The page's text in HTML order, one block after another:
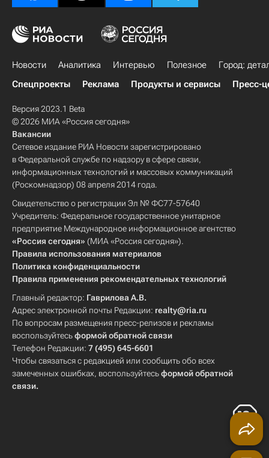
Новости Аналитика Интервью Полезное
Город:
Спецпроекты
Реклама Продукты и сервисы Пресс-
Версия 2023.1 Beta
© 2026 МИА «Россия сегодня»
Вакансии
Сетевое издание РИА Новости зарегистрировано
в Федеральной службе по надзору в сфере связи,
информационных технологий и массовых коммуникаций
(Роскомнадзор) 08 апреля 2014 года.
Свидетельство о регистрации Эл № ФС77-57640
Учредитель: Федеральное государственное унитарное
предприятие Международное информационное агентство
«Россия сегодня» (МИА «Россия сегодня»).
Правила использования материалов
Политика конфиденциальности
Правила применения рекомендательных технологий
Главный редактор: Гаврилова А.В.
Адрес электронной почты Редакции: realty@ria.ru
По вопросам размещения пресс-релизов и рекламы
воспользуйтесьформой обратной связи
Телефон Редакции: 7 (495) 645-6601
Чтобы связаться с редакцией или сообщить обо всех
замеченных ошибках, воспользуйтесьформой обратной
связи.